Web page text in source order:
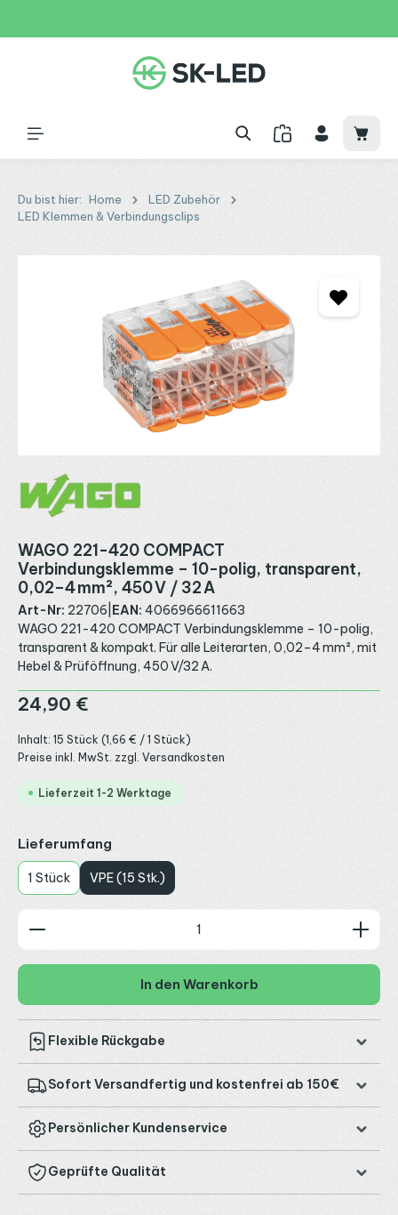
Du bist hier: Home
LED Zubehör
LED Klemmen & Verbindungsclips
WAGO 221-420 COMPACT
Verbindungsklemme – 10-polig, transparent,
0,02–4 mm², 450 V / 32 A
Art-Nr: 22706 EAN: 4066966611663
WAGO 221-420 COMPACT Verbindungsklemme – 10-polig,
transparent & kompakt. Für alle Leiterarten, 0,02–4 mm², mit
Hebel & Prüföffnung, 450 V/32 A.
Regulärer Preis:
24,90 €
Inhalt: 15 Stück (1,66 € / 1 Stück)
Preise inkl. MwSt. zzgl. Versandkosten
Lieferzeit 1-2 Werktage
Lieferumfang
1 Stück VPE (15 Stk.)
Produkt Anzahl: Gib den gewünschten Wert ein
In den Warenkorb
Flexible Rückgabe
Sofort Versandfertig und kostenfrei ab 150€
Persönlicher Kundenservice
Geprüfte Qualität